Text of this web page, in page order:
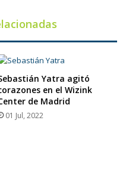
Yatra agitó
en el Wizink
de Madrid
01 Jul, 2022